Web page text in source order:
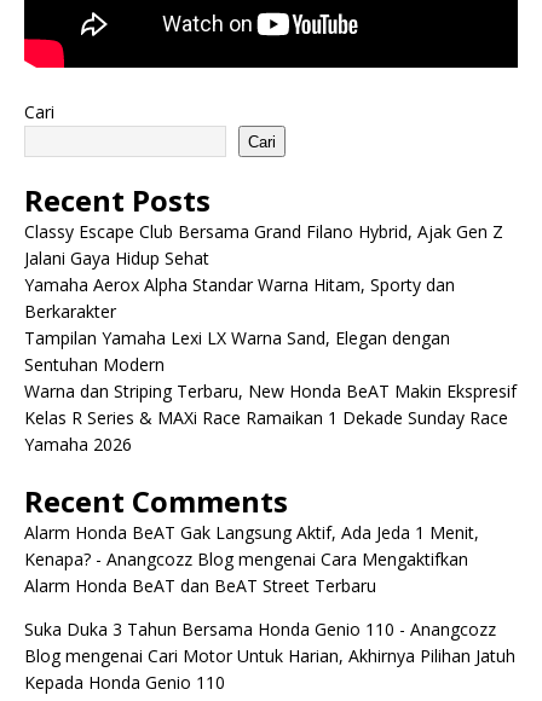
Cari
Cari
Recent Posts
Classy Escape Club Bersama Grand Filano Hybrid, Ajak Gen Z
Jalani Gaya Hidup Sehat
Yamaha Aerox Alpha Standar Warna Hitam, Sporty dan
Berkarakter
Tampilan Yamaha Lexi LX Warna Sand, Elegan dengan
Sentuhan Modern
Warna dan Striping Terbaru, New Honda BeAT Makin Ekspresif
Kelas R Series & MAXi Race Ramaikan 1 Dekade Sunday Race
Yamaha 2026
Recent Comments
Alarm Honda BeAT Gak Langsung Aktif, Ada Jeda 1 Menit,
Kenapa? - Anangcozz Blogmengenai Cara Mengaktifkan
Alarm Honda BeAT dan BeAT Street Terbaru
Suka Duka 3 Tahun Bersama Honda Genio 110 - Anangcozz
Blogmengenai Cari Motor Untuk Harian, Akhirnya Pilihan Jatuh
Kepada Honda Genio 110